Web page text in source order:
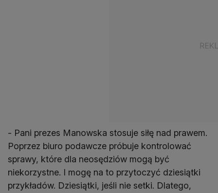
- Pani prezes Manowska stosuje siłę nad prawem.
Poprzez biuro podawcze próbuje kontrolować
sprawy, które dla neosędziów mogą być
niekorzystne. I mogę na to przytoczyć dziesiątki
przykładów. Dziesiątki, jeśli nie setki. Dlatego,